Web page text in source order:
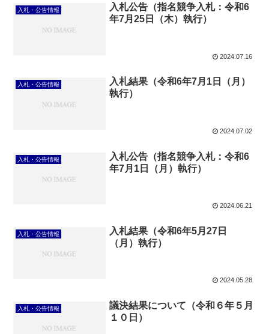
入札・公告情報
入札公告（指名競争入札：令和6
年7月25日（木）執行）
2024.07.16
入札・公告情報
入札結果（令和6年7月1日（月）
執行）
2024.07.02
入札・公告情報
入札公告（指名競争入札：令和6
年7月1日（月）執行）
2024.06.21
入札・公告情報
入札結果（令和6年5月27日
（月）執行）
2024.05.28
入札・公告情報
議決結果について（令和６年５月
１０日）